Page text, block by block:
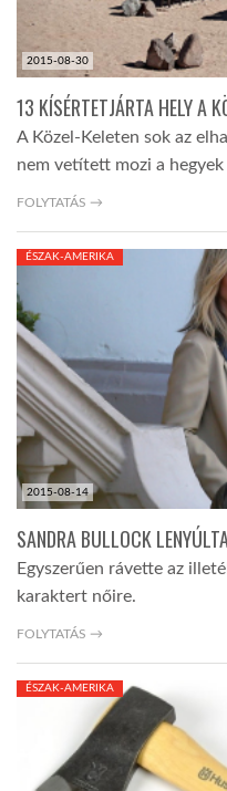
2015-08-30
13 KÍSÉRTETJÁRTA HELY A
A Közel-Keleten sok az
nem vetített mozi a
FOLYTATÁS →
2015-08-14
ÉSZAK-AMERIKA
SANDRA BULLOCK
Egyszerűen rávette az
karaktert nőire.
FOLYTATÁS →
ÉSZAK-AMERIKA